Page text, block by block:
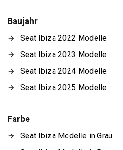
Baujahr
Seat Ibiza 2022 Modelle
Seat Ibiza 2023 Modelle
Seat Ibiza 2024 Modelle
Seat Ibiza 2025 Modelle
Farbe
Seat Ibiza Modelle in Grau